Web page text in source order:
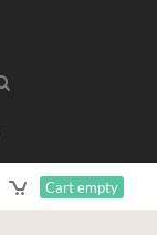
Cart empty